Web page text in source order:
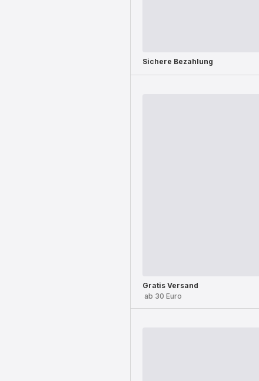
Sichere Bezahlung
Gratis Versand
ab 30 Euro